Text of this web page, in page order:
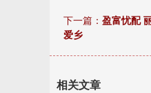
下一篇： 盈富忧配
爱乡
相关文章